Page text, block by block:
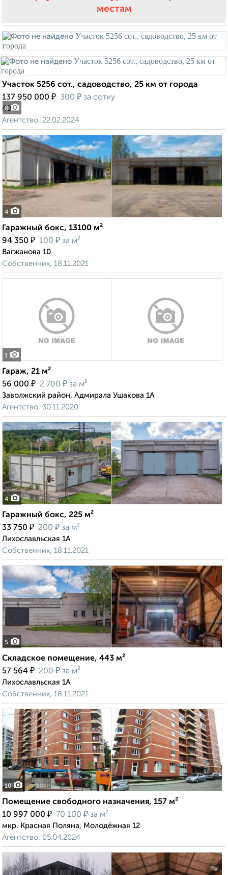
местам
8
Участок 5256 сот., садоводство, 25 км от города
137 950 000 ₽ 300 ₽ за сотку
40
Агентство, 22.02.2024
4
Гаражный бокс, 13100 м²
94 350 ₽ 100 ₽ за м²
Вагжанова 10
Собственник, 18.11.2021
1
Гараж, 21 м²
56 000 ₽ 2 700 ₽ за м²
Заволжский район, Адмирала Ушакова 1А
Агентство, 30.11.2020
4
Гаражный бокс, 225 м²
33 750 ₽ 200 ₽ за м²
Лихославльская 1А
Собственник, 18.11.2021
5
Складское помещение, 443 м²
57 564 ₽ 200 ₽ за м²
Лихославльская 1А
Собственник, 18.11.2021
10
Помещение свободного назначения, 157 м²
10 997 000 ₽ 70 100 ₽ за м²
мкр. Красная Поляна, Молодёжная 12
Агентство, 05.04.2024